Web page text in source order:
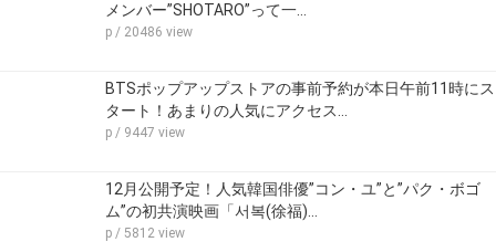
メンバー”SHOTARO”って一…
p / 20486 view
BTSポップアップストアの事前予約が本日午前11時にス
タート！あまりの人気にアクセス…
p / 9447 view
12月公開予定！人気韓国俳優”コン・ユ”と”パク・ボゴ
ム”の初共演映画「서복(徐福)…
p / 5812 view